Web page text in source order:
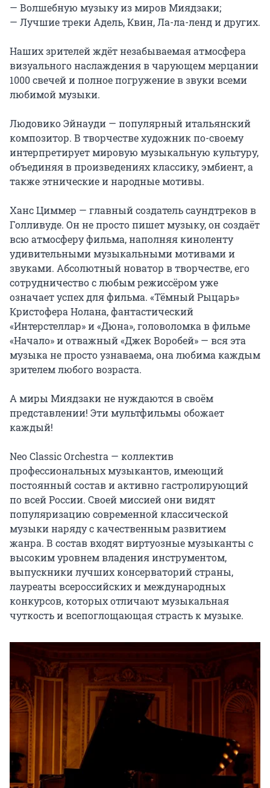
— Волшебную музыку из миров Миядзаки;
— Лучшие треки Адель, Квин, Ла-ла-ленд и других.
Наших зрителей ждёт незабываемая атмосфера
визуального наслаждения в чарующем мерцании
1000 свечей и полное погружение в звуки всеми
любимой музыки.
Людовико Эйнауди — популярный итальянский
композитор. В творчестве художник по-своему
интерпретирует мировую музыкальную культуру,
объединяя в произведениях классику, эмбиент, а
также этнические и народные мотивы.
Ханс Циммер — главный создатель саундтреков в
Голливуде. Он не просто пишет музыку, он создаёт
всю атмосферу фильма, наполняя киноленту
удивительными музыкальными мотивами и
звуками. Абсолютный новатор в творчестве, его
сотрудничество с любым режиссёром уже
означает успех для фильма. «Тёмный Рыцарь»
Кристофера Нолана, фантастический
«Интерстеллар» и «Дюна», головоломка в фильме
«Начало» и отважный «Джек Воробей» — вся эта
музыка не просто узнаваема, она любима каждым
зрителем любого возраста.
А миры Миядзаки не нуждаются в своём
представлении! Эти мультфильмы обожает
каждый!
Neo Classic Orchestra — коллектив
профессиональных музыкантов, имеющий
постоянный состав и активно гастролирующий
по всей России. Своей миссией они видят
популяризацию современной классической
музыки наряду с качественным развитием
жанра. В состав входят виртуозные музыканты с
высоким уровнем владения инструментом,
выпускники лучших консерваторий страны,
лауреаты всероссийских и международных
конкурсов, которых отличают музыкальная
чуткость и всепоглощающая страсть к музыке.